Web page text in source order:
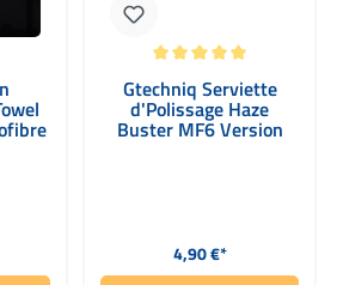
Gtechniq Serviette
d'Polissage Haze
Buster MF6 Version
Prix régulier :
4,90 €*